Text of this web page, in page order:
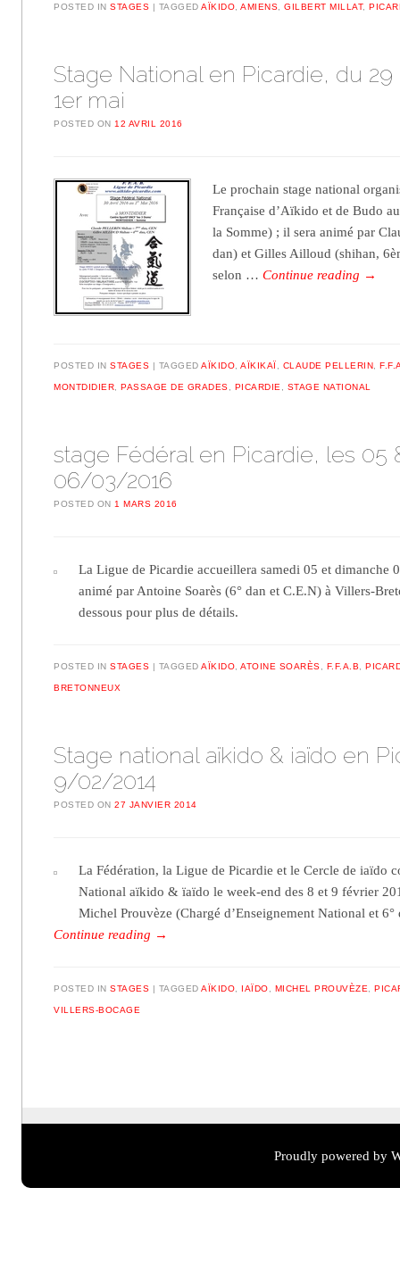
POSTED INSTAGES TAGGEDAÏKIDO,AMIENS,GILBERT MILLAT,
Stage National en Picardie, du 29
1er mai
POSTED ON 12 AVRIL 2016
Le prochain stage national
Française d’Aïkido et de Budo
la Somme) ; il sera animé par
dan) et Gilles Ailloud (shihan,
selon …Continue reading →
POSTED INSTAGES TAGGEDAÏKIDO,AÏKIKAÏ , CLAUDE PELLERIN,
MONTDIDIER,PASSAGE DE GRADES, PICARDIE, STAGE NATIONAL
stage Fédéral en Picardie, les 05
06/03/2016
POSTED ON 1 MARS 2016
La Ligue de Picardie accueillera samedi 05 et dimanche
animé par Antoine Soarès (6° dan et C.E.N) à Villers-
dessous pour plus de détails.
POSTED INSTAGES TAGGEDAÏKIDO ,ATOINE SOARÈS F.F.A.B ,
BRETONNEUX
Stage national aïkido & iaïdo en
9/02/2014
POSTED ON27 JANVIER 2014
La Fédération, la Ligue de Picardie et le Cercle de iaïdo
National aïkido & ïaïdo le week-end des 8 et 9 février
Michel Prouvèze (Chargé d’Enseignement National et
Continue reading →
POSTED INSTAGES TAGGEDAÏKIDO IAÏDO MICHEL PROUVÈZE ,
VILLERS-BOCAGE
Proudly powered by